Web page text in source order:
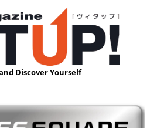
Discover Yourself